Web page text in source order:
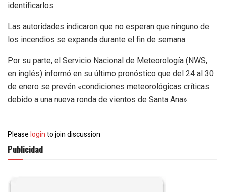
identificarlos.
Las autoridades indicaron que no esperan que ninguno de
los incendios se expanda durante el fin de semana.
Por su parte, el Servicio Nacional de Meteorología (NWS,
en inglés) informó en su último pronóstico que del 24 al 30
de enero se prevén «condiciones meteorológicas críticas
debido a una nueva ronda de vientos de Santa Ana».
Pleaseloginto join discussion
Publicidad